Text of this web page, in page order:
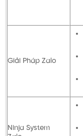
Giải Pháp Zalo
Ninja System